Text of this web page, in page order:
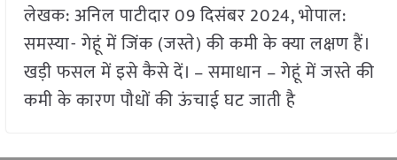
लेखक: अनिल पाटीदार 09 दिसंबर 2024, भोपाल:
समस्या- गेहूं में जिंक (जस्ते) की कमी के क्या लक्षण हैं।
खड़ी फसल में इसे कैसे दें। – समाधान – गेहूं में जस्ते की
कमी के कारण पौधों की ऊंचाई घट जाती है